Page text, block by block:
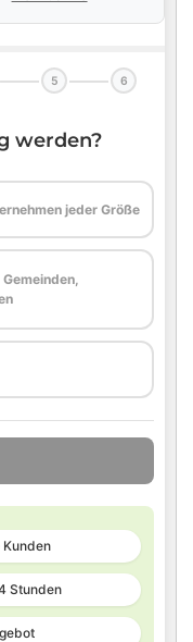
5 6
werden?
jeder Größe
Stunden